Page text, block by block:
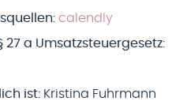
calendly
a Umsatzsteuergesetz:
ist: Kristina Fuhrmann